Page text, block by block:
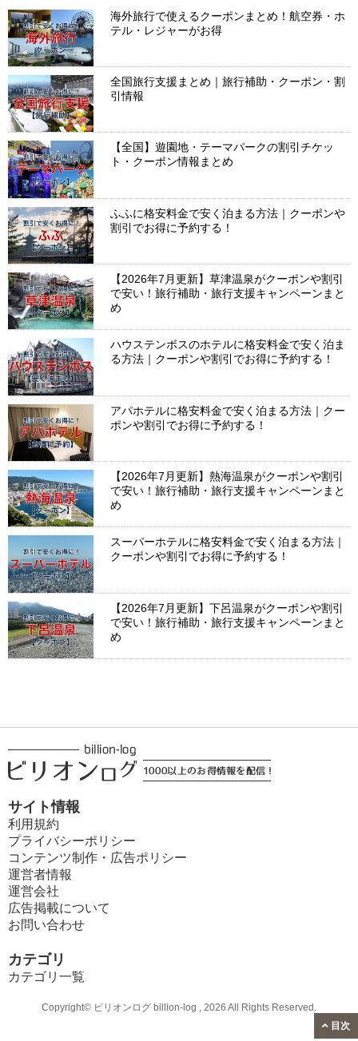
海外旅行で使えるクーポンまとめ！航空券・ホ
テル・レジャーがお得
全国旅行支援まとめ｜旅行補助・クーポン・割
引情報
【全国】遊園地・テーマパークの割引チケッ
ト・クーポン情報まとめ
ふふに格安料金で安く泊まる方法｜クーポンや
割引でお得に予約する！
【2026年7月更新】草津温泉がクーポンや割引
で安い！旅行補助・旅行支援キャンペーンまと
め
ハウステンボスのホテルに格安料金で安く泊ま
る方法｜クーポンや割引でお得に予約する！
アパホテルに格安料金で安く泊まる方法｜クー
ポンや割引でお得に予約する！
【2026年7月更新】熱海温泉がクーポンや割引
で安い！旅行補助・旅行支援キャンペーンまと
め
スーパーホテルに格安料金で安く泊まる方法｜
クーポンや割引でお得に予約する！
【2026年7月更新】下呂温泉がクーポンや割引
で安い！旅行補助・旅行支援キャンペーンまと
め
サイト情報
利用規約
プライバシーポリシー
コンテンツ制作・広告ポリシー
運営者情報
運営会社
広告掲載について
お問い合わせ
カテゴリ
カテゴリ一覧
Copyright© ビリオンログ billion-log , 2026 All Rights Reserved.
目次